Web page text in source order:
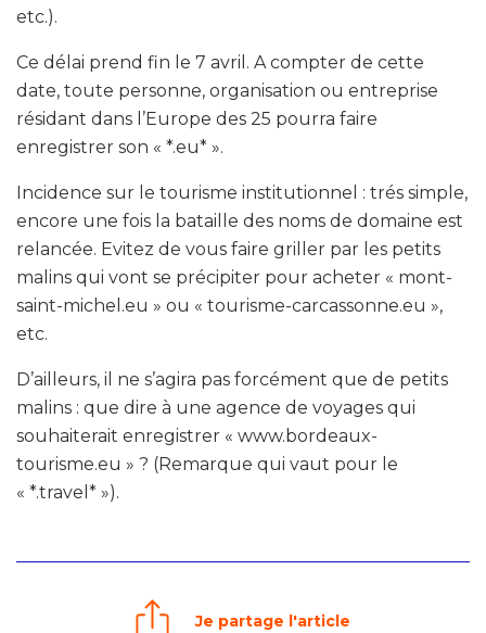
etc.).
Ce délai prend fin le 7 avril. A compter de cette
date, toute personne, organisation ou entreprise
résidant dans l’Europe des 25 pourra faire
enregistrer son « *.eu* ».
Incidence sur le tourisme institutionnel : trés simple,
encore une fois la bataille des noms de domaine est
relancée. Evitez de vous faire griller par les petits
malins qui vont se précipiter pour acheter « mont-
saint-michel.eu » ou « tourisme-carcassonne.eu »,
etc.
D’ailleurs, il ne s’agira pas forcément que de petits
malins : que dire à une agence de voyages qui
souhaiterait enregistrer « www.bordeaux-
tourisme.eu » ? (Remarque qui vaut pour le
« *.travel* »).
Je partage l'article